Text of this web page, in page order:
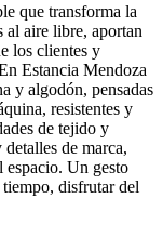
que transforma la
al aire libre, aportan
los clientes y
Estancia Mendoza
y algodón, pensadas
resistentes y
de tejido y
de marca,
espacio. Un gesto
disfrutar del